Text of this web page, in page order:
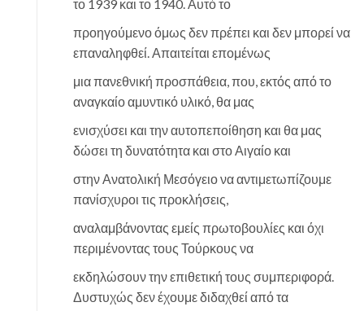
το 1939 και το 1940. Αυτό το
προηγούμενο όμως δεν πρέπει και δεν μπορεί να
επαναληφθεί. Απαιτείται επομένως
μια πανεθνική προσπάθεια, που, εκτός από το
αναγκαίο αμυντικό υλικό, θα μας
ενισχύσει και την αυτοπεποίθηση και θα μας
δώσει τη δυνατότητα και στο Αιγαίο και
στην Ανατολική Μεσόγειο να αντιμετωπίζουμε
πανίσχυροι τις προκλήσεις,
αναλαμβάνοντας εμείς πρωτοβουλίες και όχι
περιμένοντας τους Τούρκους να
εκδηλώσουν την επιθετική τους συμπεριφορά.
Δυστυχώς δεν έχουμε διδαχθεί από τα